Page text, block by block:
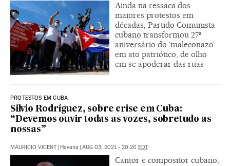
Ainda na ressaca dos
maiores protestos em
décadas, Partido Comunista
cubano transformou 27º
aniversário do ‘maleconazo’
em ato patriótico, de olho
em se apoderar das ruas
PROTESTOS EM CUBA
Silvio Rodríguez, sobre crise em Cuba:
“Devemos ouvir todas as vozes, sobretudo as
nossas”
MAURICIO VICENT Havana AUG 03, 2021 - 20:20 EDT
Cantor e compositor cubano,